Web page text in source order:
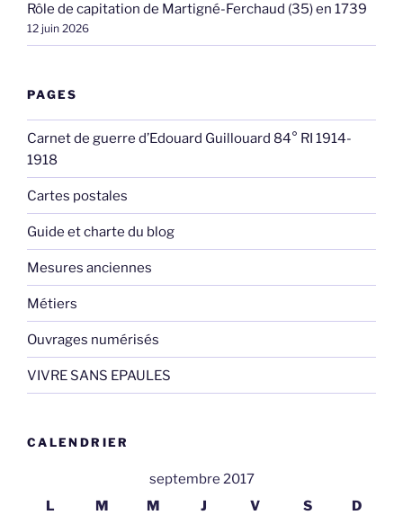
Rôle de capitation de Martigné-Ferchaud (35) en 1739
12 juin 2026
PAGES
Carnet de guerre d’Edouard Guillouard 84° RI 1914-
1918
Cartes postales
Guide et charte du blog
Mesures anciennes
Métiers
Ouvrages numérisés
VIVRE SANS EPAULES
CALENDRIER
septembre 2017
L
M M J V S D